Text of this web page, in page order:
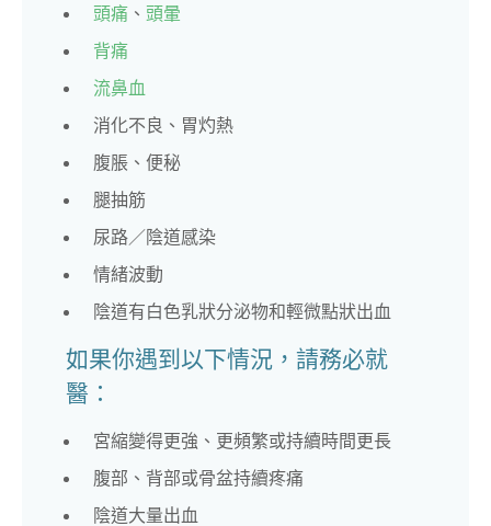
頭痛 、 頭暈
背痛
流鼻血
消化不良、胃灼熱
腹脹、便秘
腿抽筋
尿路／陰道感染
情緒波動
陰道有白色乳狀分泌物和輕微點狀出血
如果你遇到以下情況，請務必就
醫：
宮縮變得更強、更頻繁或持續時間更長
腹部、背部或骨盆持續疼痛
陰道大量出血